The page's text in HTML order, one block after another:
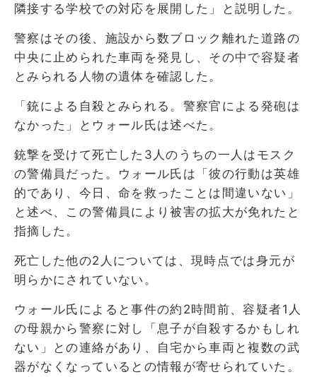
隣接する学校での対応を展開した」と説明した。
警察はその後、施設から数ブロック離れた道路の
中央に止められた車両を発見し、その中で容疑者
とみられる人物の遺体を確認した。
「銃による自殺とみられる。警察官による発砲は
なかった」とウォール氏は述べた。
銃撃を受けて死亡した3人のうちの一人はモスク
の警備員だった。ウォール氏は「彼の行動は英雄
的であり、今日、命を救ったことは間違いない」
と述べ、この警備員により被害の拡大が免れたと
指摘した。
死亡した他の2人については、現時点では身元が
明らかにされていない。
ウォール氏によると事件の約2時間前、容疑者1人
の母親から警察に対し「息子が自殺するかもしれ
ない」との連絡があり、自宅から車両と複数の武
器がなくなっているとの情報が寄せられていた。